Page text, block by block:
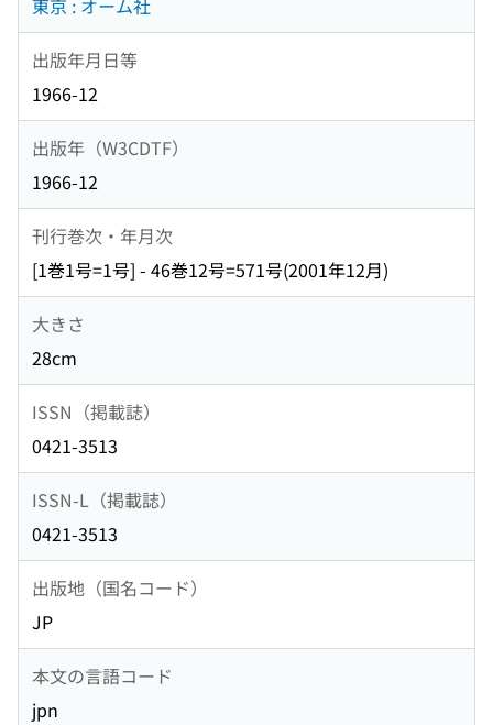
東京 : オーム社
出版年月日等
1966-12
出版年（W3CDTF）
1966-12
刊行巻次・年月次
[1巻1号=1号] - 46巻12号=571号(2001年12月)
大きさ
28cm
ISSN（掲載誌）
0421-3513
ISSN-L（掲載誌）
0421-3513
出版地（国名コード）
JP
本文の言語コード
jpn